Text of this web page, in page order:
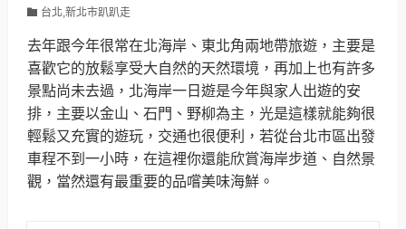
台北,新北市趴趴走
去年跟今年很常在北海岸、東北角兩地帶旅遊，主要是
喜歡它的放鬆享受大自然的天然環境，再加上也有許多
景點尚未去過，北海岸一日遊是今年與家人出遊的安
排，主要以金山、石門、野柳為主，光是這樣就能夠很
輕鬆又充實的遊玩，交通也很便利，若從台北市區出發
車程不到一小時，在這裡你還能欣賞海岸步道、自然景
觀，當然還有最重要的品嚐美味海鮮。